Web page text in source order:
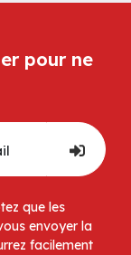
pour ne
que les
envoyer la
facilement